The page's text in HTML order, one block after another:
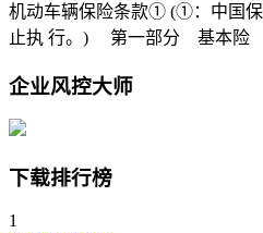
机动车辆保险条款① (①：中国保
止执 行。) 第一部分 基本险
企业风控大师
下载排行榜
1